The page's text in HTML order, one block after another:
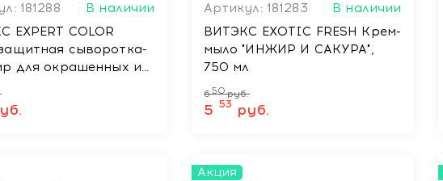
181288
В наличии
EXPERT COLOR
сыворотка-
для окрашенных и
145 мл
Артикул: 181283
В наличии
ВИТЭКС EXOTIC FRESH Крем-
мыло "ИНЖИР И САКУРА",
750 мл
650 руб.
5 53 руб.
Акция